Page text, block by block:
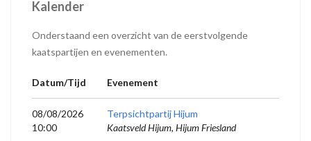
Kalender
Onderstaand een overzicht van de eerstvolgende
kaatspartijen en evenementen.
Datum/Tijd Evenement
08/08/2026
10:00
Terpsichtpartij Hijum
Kaatsveld Hijum, Hijum Friesland